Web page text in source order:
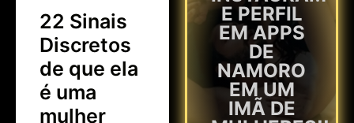
22 Sinais
Discretos
de que ela
é uma
mulher
E PERFIL
EM APPS
DE
NAMORO
EM UM
IMÃ DE